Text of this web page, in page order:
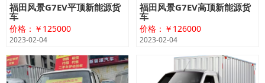
福田风景G7EV平顶新能源货
车
价格：￥125000
2023-02-04
福田风景G7EV高顶新能源货
车
价格：￥126000
2023-02-04